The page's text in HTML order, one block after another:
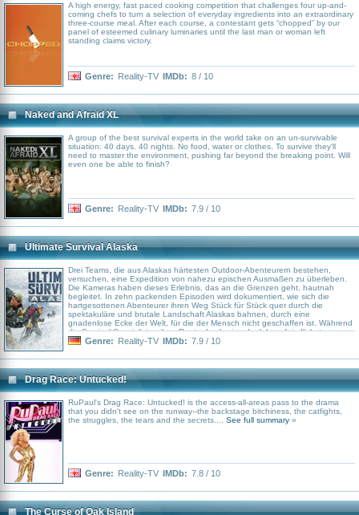
A high energy, fast paced cooking competition that challenges four up-and-
coming chefs to turn a selection of everyday ingredients into an extraordinary
three-course meal. After each course, a contestant gets “chopped” by our
panel of esteemed culinary luminaries until the last man or woman left
standing claims victory.
Genre: Reality-TV IMDb: 8 / 10
Naked and Afraid XL
A group of the best survival experts in the world take on an un-survivable
situation: 40 days. 40 nights. No food, water or clothes. To survive they'll
need to master the environment, pushing far beyond the breaking point. Will
even one be able to finish?
Genre: Reality-TV IMDb: 7.9 / 10
Ultimate Survival Alaska
Drei Teams, die aus Alaskas härtesten Outdoor-Abenteurern bestehen,
versuchen, eine Expedition von nahezu epischen Ausmaßen zu überleben.
Die Kameras haben dieses Erlebnis, das an die Grenzen geht, hautnah
begleitet. In zehn packenden Episoden wird dokumentiert, wie sich die
hartgesottenen Abenteurer ihren Weg Stück für Stück quer durch die
spektakuläre und brutale Landschaft Alaskas bahnen, durch eine
gnadenlose Ecke der Welt, für die der Mensch nicht geschaffen ist. Während
die Survival-Spezialisten ihrer Route durch eine der lebensfeindlichsten
Gebiete der Erde folgen, müssen sie sich alleine auf ihre
weitergegeben wurden und in Extremsituationen zum Vorschein kommen.
Genre: Reality-TV IMDb: 7.9 / 10
Drag Race: Untucked!
RuPaul's Drag Race: Untucked! is the access-all-areas pass to the drama
that you didn't see on the runway--the backstage bitchiness, the catfights,
the struggles, the tears and the secrets.... See full summary »
Genre: Reality-TV IMDb: 7.8 / 10
The Curse of Oak Island